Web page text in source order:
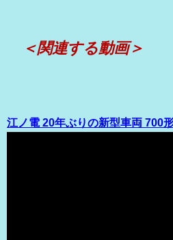
＜関連する動画＞
江ノ電 20年ぶりの新型車両 700